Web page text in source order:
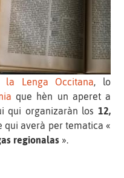
la Lenga Occitana , lo
que hèn un aperet a
qui organizaràn los 12,
e qui averà per tematica «
regionalas ».